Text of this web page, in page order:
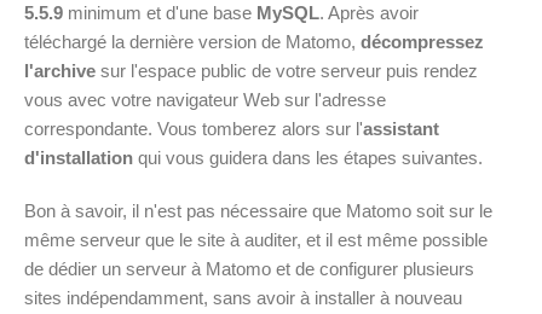
5.5.9 minimum et d'une base MySQL. Après avoir
téléchargé la dernière version de Matomo, décompressez
l'archive sur l'espace public de votre serveur puis rendez
vous avec votre navigateur Web sur l'adresse
correspondante. Vous tomberez alors sur l'assistant
d'installation qui vous guidera dans les étapes suivantes.
Bon à savoir, il n'est pas nécessaire que Matomo soit sur le
même serveur que le site à auditer, et il est même possible
de dédier un serveur à Matomo et de configurer plusieurs
sites indépendamment, sans avoir à installer à nouveau